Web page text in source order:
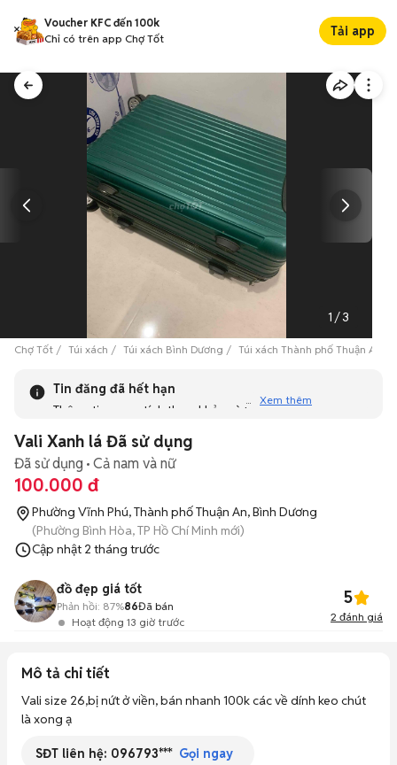
Voucher KFC đến 100k
Chỉ có trên app Chợ Tốt
Tải app
1 /3
Chợ Tốt Túi xách Túi xách Bình Dương Túi xách Thành phố Thuận An
Tin đăng đã hết hạn
Thông tin mang tính tham khảo và bạn không thể liên hệ
tương tự khác dưới đây nhé!
Xem thêm
Vali Xanh lá Đã sử dụng
Đã sử dụng Cả nam và nữ
100.000 đ
Phường Vĩnh Phú, Thành phố Thuận An, Bình Dương
(Phường Bình Hòa, TP Hồ Chí Minh mới)
Cập nhật 2 tháng trước
đồ đẹp giá tốt
Hoạt động 13 giờ trước
Phản hồi: 87%86Đã bán 5
2 đánh giá
Mô tả chi tiết
Vali size 26,bị nứt ở viền, bán nhanh 100k các về dính keo chút
là xong ạ
SĐT liên hệ: 096793*** Gọi ngay